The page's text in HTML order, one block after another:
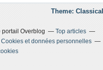
Theme:
portail Overblog
Top articles
Cookies et données personnelles